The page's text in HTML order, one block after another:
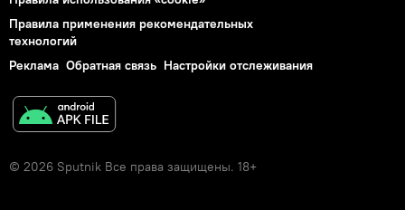
Правила применения рекомендательных
технологий
Реклама Обратная связь Настройки отслеживания
© 2026 Sputnik Все права защищены. 18+